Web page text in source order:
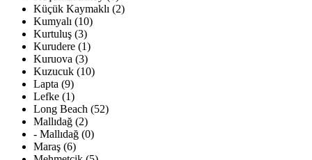
Küçük Kaymaklı (2)
Kumyalı (10)
Kurtuluş (3)
Kurudere (1)
Kuruova (3)
Kuzucuk (10)
Lapta (9)
Lefke (1)
Long Beach (52)
Mallıdağ (2)
- Mallıdağ (0)
Maraş (6)